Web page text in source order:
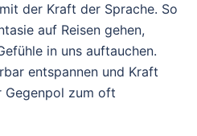
der Kraft der Sprache. So
auf Reisen gehen,
in uns auftauchen.
entspannen und Kraft
Gegenpol zum oft